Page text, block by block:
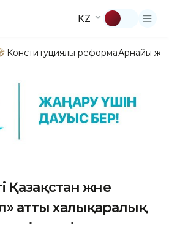
KZ
Конституциялық реформаАрнайы
Қазақстан және
атты халықаралық